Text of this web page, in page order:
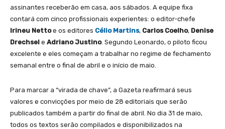
assinantes receberão em casa, aos sábados. A equipe fixa
contará com cinco profissionais experientes: o editor-chefe
Irineu Nettoe os editores Célio Martins, Carlos Coelho, Denise
Drechsel e Adriano Justino. Segundo Leonardo, o piloto ficou
excelente e eles começam a trabalhar no regime de fechamento
semanal entre o final de abril e o início de maio.
Para marcar a “virada de chave”, a Gazeta reafirmará seus
valores e convicções por meio de 28 editoriais que serão
publicados também a partir do final de abril. No dia 31 de maio,
todos os textos serão compilados e disponibilizados na